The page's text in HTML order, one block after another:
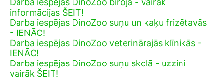
Darba iespējas DinoZoo birojā - vairāk
informācijas ŠEIT!
Darba iespējas DinoZoo suņu un kaķu frizētavās
- IENĀC!
Darba iespējas DinoZoo veterinārajās klīnikās -
IENĀC!
Darba iespējas DinoZoo suņu skolā - uzzini
vairāk ŠEIT!